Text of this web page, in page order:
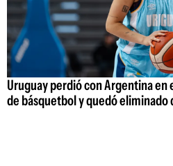
Uruguay perdió con Argentina
de básquetbol y quedó eliminado